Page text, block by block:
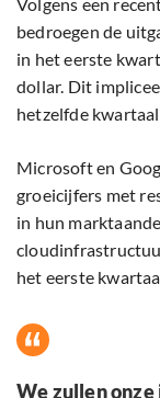
bedroegen de
in het eerste
dollar. Dit
hetzelfde
Microsoft en
groeicijfers met
in hun
het eerste
We zullen